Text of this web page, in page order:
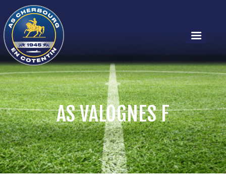
AS VALOGNES F
RÉGIONAL 1
RÉGIONAL 1 – F
LES ÉQUIPES
ACTUALITÉS